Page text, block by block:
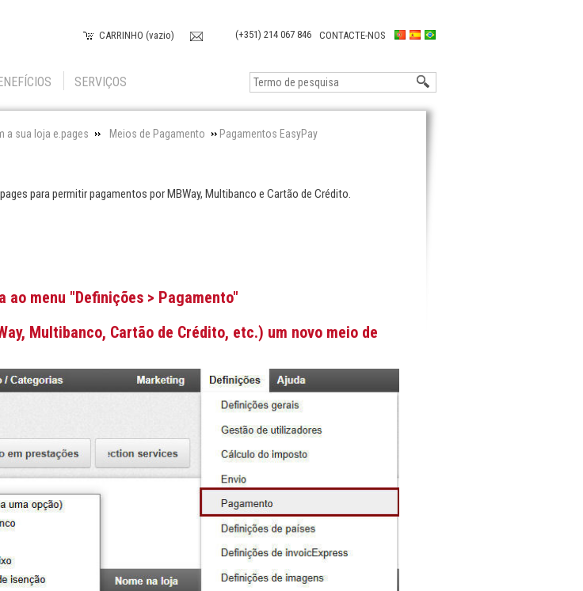
CARRINHO (vazio) (+351) 214 067 846 CONTACTE-NOS
SERVIÇOS
a sua loja e.pages Meios de Pagamento Pagamentos EasyPay
para permitir pagamentos por MBWay, Multibanco e Cartão de Crédito.
ao menu "Definições > Pagamento"
Multibanco, Cartão de Crédito, etc.) um novo meio de